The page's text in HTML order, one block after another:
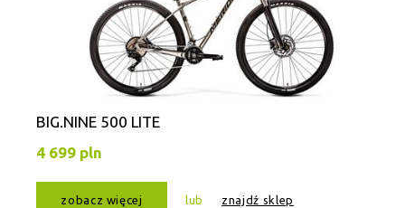
BIG.NINE 500 LITE
4 699 pln
zobacz więcej lub znajdź sklep